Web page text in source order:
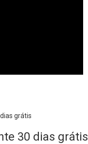
30 dias grátis